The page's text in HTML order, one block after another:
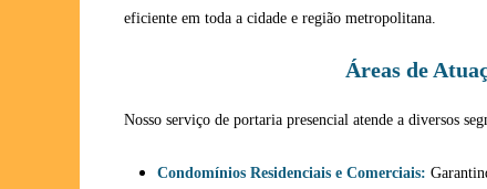
eficiente em toda a cidade e região metropolitana.
Áreas de
Nosso serviço de portaria presencial atende a diversos
Condomínios Residenciais e Comerciais: